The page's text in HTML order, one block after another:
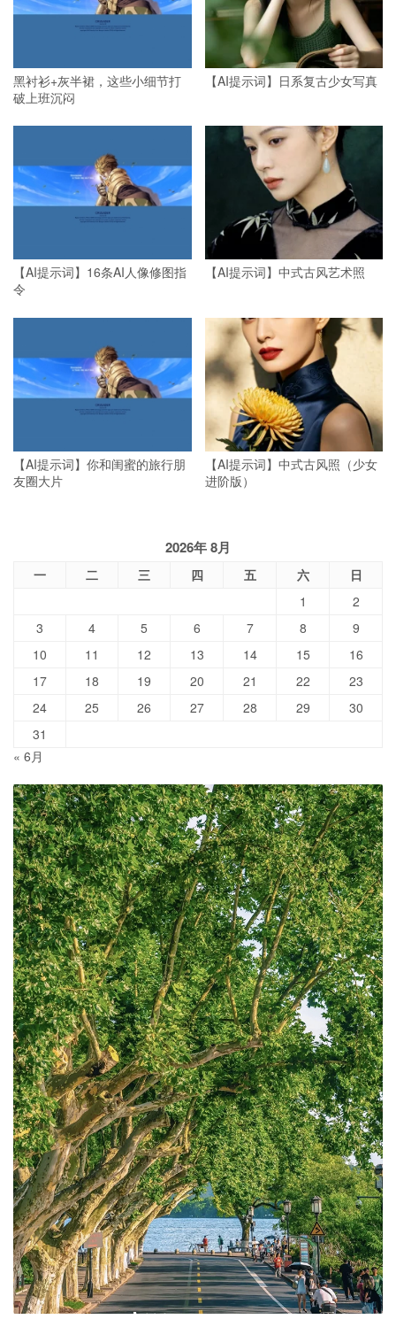
黑衬衫+灰半裙，这些小细节打
破上班沉闷
【AI提示词】日系复古少女写真
【AI提示词】16条AI人像修图指
令
【AI提示词】中式古风艺术照
【AI提示词】你和闺蜜的旅行朋
友圈大片
【AI提示词】中式古风照（少女
进阶版）
2026年 8月
一 二 三 四 五 六
日
1
2
3
4 5 6 7 8
9
10
11 12 13 14 15
16
17
18 19 20 21 22
23
24
25 26 27 28 29
30
31
« 6月